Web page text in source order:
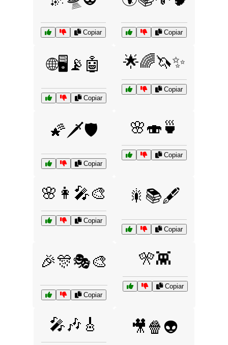
Copiar Copiar
🌐🖥️📡🤖
Copiar
🌟🌈🦄✨
Copiar
🌠🗡️🛡️
Copiar
🌸🍣🍵
Copiar
🌸👩‍🎤🎨
Copiar
🎇📚🖋️
Copiar
🎉🎊🎭🎨
Copiar
🎌👾
Copiar
🎤🎶🎸 🎥🍿👽